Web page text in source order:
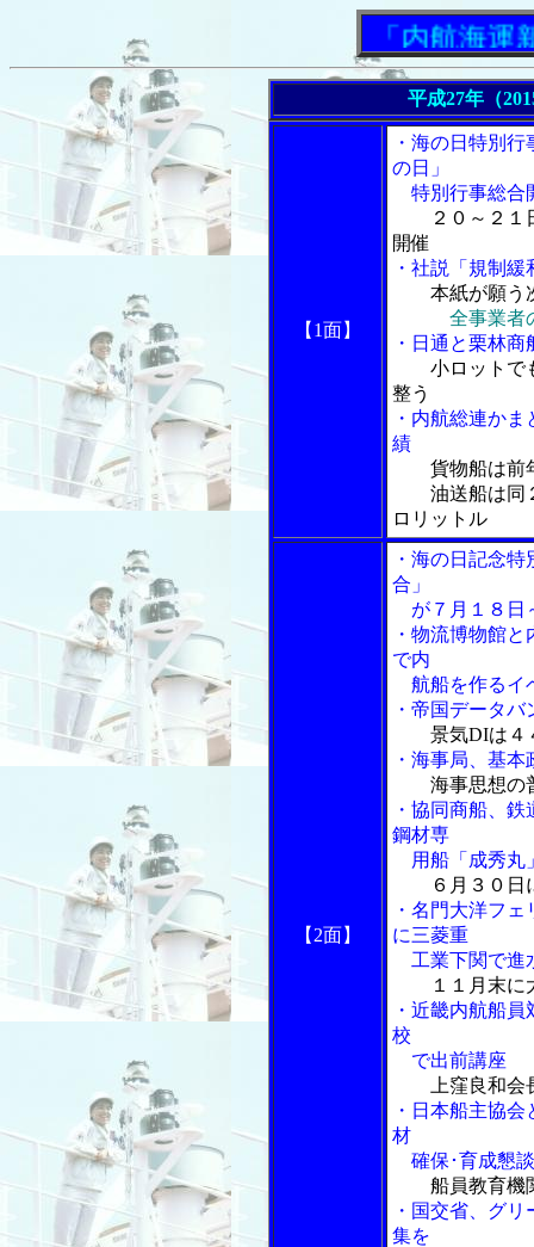
「内航海運新聞
平成27年（
【1面】
・海の日特別
の日」
特別行事総合
２０～２
開催
・社説「規制
本紙が願う
全事業者
・日通と栗林
小ロットで
整う
・内航総連か
績
貨物船は前
油送船は同２
ロリットル
【2面】
・海の日記念
合」
が７月１８日
・物流博物館
で内
航船を作るイ
・帝国データ
景気DIは４
・海事局、基
海事思想の
・協同商船、
鋼材専
用船「成秀丸
６月３０
・名門大洋フ
に三菱重
工業下関で進
１１月末
・近畿内航船
校
で出前講座
上窪良和
・日本船主協
材
確保･育成懇
船員教育機
・国交省、グ
集を